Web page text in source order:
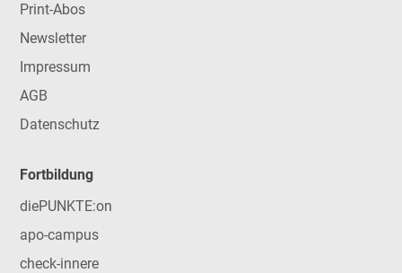
Print-Abos
Newsletter
Impressum
AGB
Datenschutz
Fortbildung
diePUNKTE:on
apo-campus
check-innere